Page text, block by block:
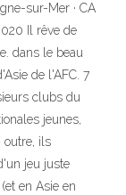
sur-Mer · CA
Il rêve de
dans le beau
de l'AFC. 7
clubs du
jeunes,
outre, ils
jeu juste
en Asie en